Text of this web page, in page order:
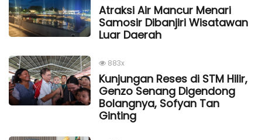
Atraksi Air Mancur Menari
Samosir Dibanjiri Wisatawan
Luar Daerah
883x
Kunjungan Reses di STM Hilir,
Genzo Senang Digendong
Bolangnya, Sofyan Tan
Ginting